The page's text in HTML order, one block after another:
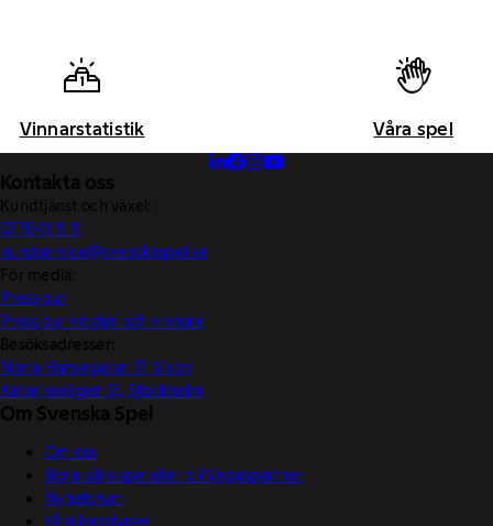
Vinnarstatistik Våra spel
Kontakta oss
Kundtjänst och växel:
0770-11 11 11
kundservice@svenskaspel.se
För media:
Pressjour
Pressjour vinster och vinnare
Besöksadresser:
Norra Hansegatan 17, Visby
Katarinavägen 15, Stockholm
Om Svenska Spel
Om oss
Börja sälja spel eller bli Vegaspartner
Nyhetsrum
Våra logotyper